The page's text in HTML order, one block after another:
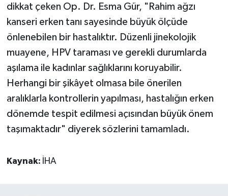
dikkat çeken Op. Dr. Esma Gür, "Rahim ağzı
kanseri erken tanı sayesinde büyük ölçüde
önlenebilen bir hastalıktır. Düzenli jinekolojik
muayene, HPV taraması ve gerekli durumlarda
aşılama ile kadınlar sağlıklarını koruyabilir.
Herhangi bir şikâyet olmasa bile önerilen
aralıklarla kontrollerin yapılması, hastalığın erken
dönemde tespit edilmesi açısından büyük önem
taşımaktadır" diyerek sözlerini tamamladı.
Kaynak: İHA